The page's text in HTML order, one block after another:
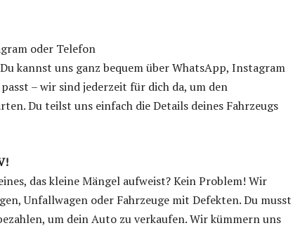
oder Telefon
kannst uns ganz bequem über WhatsApp, Instagram
– wir sind jederzeit für dich da, um den
Du teilst uns einfach die Details deines Fahrzeugs
das kleine Mängel aufweist? Kein Problem! Wir
Unfallwagen oder Fahrzeuge mit Defekten. Du musst
um dein Auto zu verkaufen. Wir kümmern uns